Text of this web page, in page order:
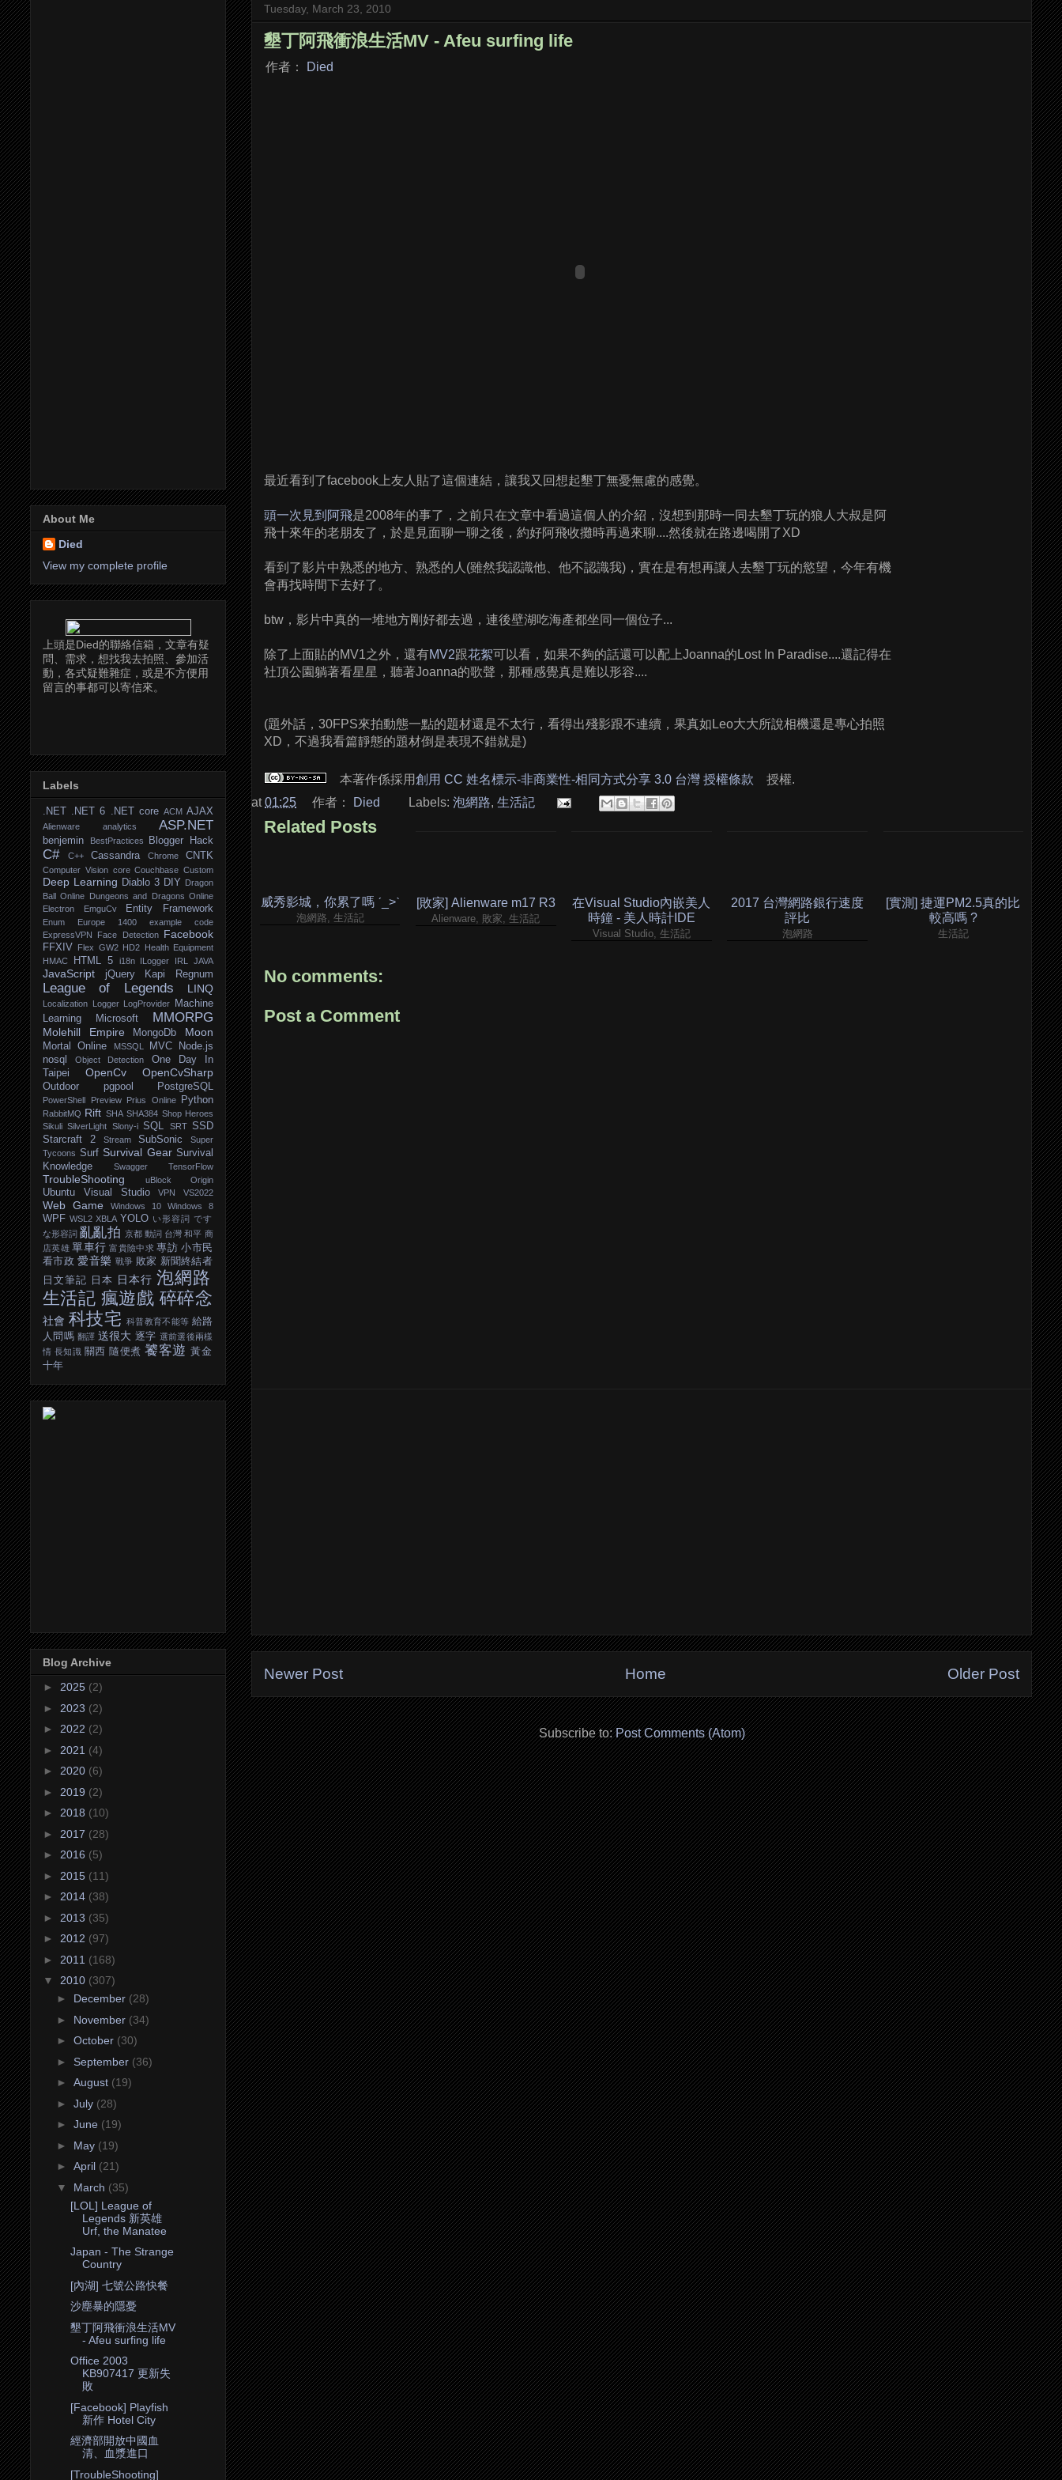
Tuesday, March 23, 2010
墾丁阿飛衝浪生活MV - Afeu surfing life
作者： Died
最近看到了facebook上友人貼了這個連結，讓我又回想起墾丁無憂無慮的感覺。
頭一次見到阿飛是2008年的事了，之前只在文章中看過這個人的介紹，沒想到那時一同去墾丁玩的狼人大叔是阿
飛十來年的老朋友了，於是見面聊一聊之後，約好阿飛收攤時再過來聊....然後就在路邊喝開了XD
看到了影片中熟悉的地方、熟悉的人(雖然我認識他、他不認識我)，實在是有想再讓人去墾丁玩的慾望，今年有機
會再找時間下去好了。
btw，影片中真的一堆地方剛好都去過，連後壁湖吃海產都坐同一個位子...
除了上面貼的MV1之外，還有MV2跟花絮可以看，如果不夠的話還可以配上Joanna的Lost In Paradise....還記得在
社頂公園躺著看星星，聽著Joanna的歌聲，那種感覺真是難以形容....
(題外話，30FPS來拍動態一點的題材還是不太行，看得出殘影跟不連續，果真如Leo大大所說相機還是專心拍照
XD，不過我看篇靜態的題材倒是表現不錯就是)
本著作係採用創用 CC 姓名標示-非商業性-相同方式分享 3.0 台灣 授權條款
授權.
at01:25 作者： Died Labels: 泡網路, 生活記
Related Posts
威秀影城，你累了嗎 ˊ_>ˋ
泡網路, 生活記
[敗家] Alienware m17 R3
Alienware, 敗家, 生活記
在Visual Studio內嵌美人
時鐘 - 美人時計IDE
Visual Studio, 生活記
2017 台灣網路銀行速度
評比
泡網路
[實測] 捷運PM2.5真的比
較高嗎 ?
生活記
No comments:
Post a Comment
Newer Post Older Post
Home
Subscribe to:Post Comments (Atom)
About Me
Died
View my complete profile
上頭是Died的聯絡信箱，文章有疑
問、需求，想找我去拍照、參加活
動，各式疑難雜症，或是不方便用
留言的事都可以寄信來。
Labels
.NET .NET 6 .NET core ACM AJAX
Alienware analytics ASP.NET
benjemin BestPractices Blogger Hack
C# C++ Cassandra Chrome CNTK
Computer Vision core Couchbase Custom
Deep Learning Diablo 3 DIY Dragon
Ball Online Dungeons and Dragons Online
Electron
EmguCv Entity Framework
Enum Europe 1400
example code
ExpressVPN
Face Detection Facebook
FFXIV Flex GW2 HD2 Health Equipment
HMAC
HTML 5 i18n ILogger IRL JAVA
JavaScript jQuery Kapi Regnum
League of Legends LINQ
Localization Logger LogProvider
Machine
Learning
Microsoft MMORPG
Molehill Empire MongoDb Moon
Mortal Online MSSQL MVC
Node.js
nosql
Object Detection
One Day In
Taipei
OpenCv OpenCvSharp
Outdoor pgpool PostgreSQL
PowerShell Preview Prius Online Python
RabbitMQ Rift SHA SHA384 Shop Heroes
Sikuli SilverLight Slony-i SQL SRT SSD
Starcraft 2
Stream SubSonic
Super
Tycoons Surf Survival Gear Survival
Knowledge
Swagger TensorFlow
TroubleShooting uBlock Origin
Ubuntu Visual Studio VPN VS2022
Web Game Windows 10 Windows 8
WPF WSL2 XBLA YOLO い形容詞 です
な形容詞 亂亂拍 京都 動詞 台灣 和平 商
店英雄 單車行 富貴險中求 專訪 小市民
看市政 愛音樂 戰爭 敗家 新聞終結者
日文筆記
日本 日本行 泡網路
生活記 瘋遊戲 碎碎念
社會 科技宅 科普教育不能等 給路
人問嗎 翻譯 送很大 逐字 選前選後兩樣
情 長知識 關西 隨便煮 饕客遊 黃金
十年
Blog Archive
► 2025 (2)
► 2023 (2)
► 2022 (2)
► 2021 (4)
► 2020 (6)
► 2019 (2)
► 2018 (10)
► 2017 (28)
► 2016 (5)
► 2015 (11)
► 2014 (38)
► 2013 (35)
► 2012 (97)
► 2011 (168)
▼ 2010 (307)
► December (28)
► November (34)
► October (30)
► September (36)
► August (19)
► July (28)
► June (19)
► May (19)
► April (21)
▼ March (35)
[LOL] League of
Legends 新英雄
Urf, the Manatee
Japan - The Strange
Country
[內湖] 七號公路快餐
沙塵暴的隱憂
墾丁阿飛衝浪生活MV
- Afeu surfing life
Office 2003
KB907417 更新失
敗
[Facebook] Playfish
新作 Hotel City
經濟部開放中國血
清、血漿進口
[TroubleShooting]